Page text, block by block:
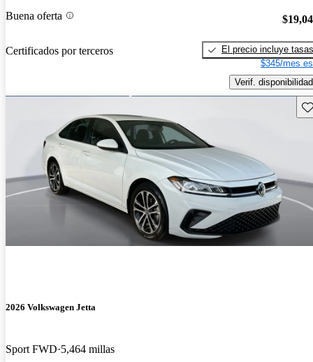
Buena oferta
Certificados por terceros
El precio incluye tasas
$345/mes
Verif. disponibilidad
2026 Volkswagen Jetta
Sport FWD 5,464 millas